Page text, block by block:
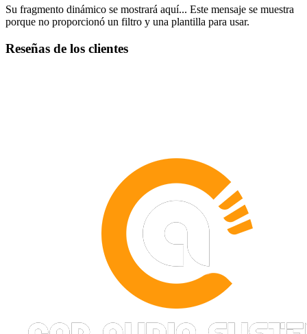
Su fragmento dinámico se mostrará aquí... Este mensaje se muestra
porque no proporcionó un filtro y una plantilla para usar.
Reseñas de los clientes